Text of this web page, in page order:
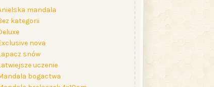
mandala
kategorii
nova
snów
uczenie
bogactwa